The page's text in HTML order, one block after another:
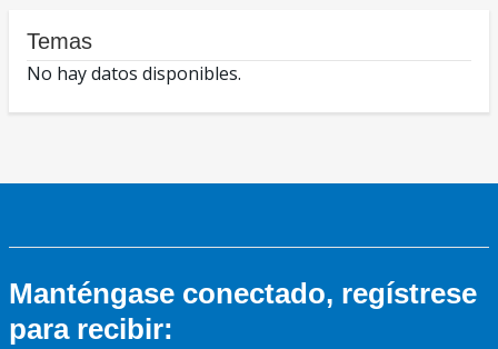
Temas
No hay datos disponibles.
Manténgase conectado, regístrese
para recibir: